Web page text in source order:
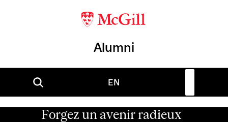
Alumni
EN
Forgez un avenir radieux